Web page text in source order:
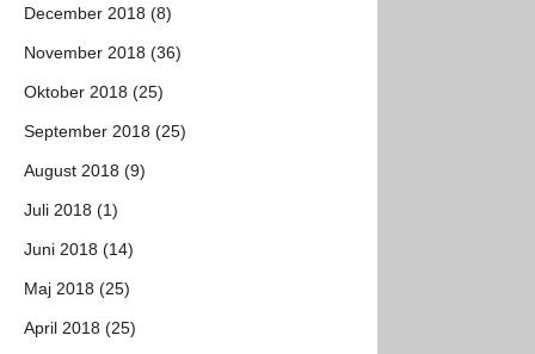
December 2018 (8)
November 2018 (36)
Oktober 2018 (25)
September 2018 (25)
August 2018 (9)
Juli 2018 (1)
Juni 2018 (14)
Maj 2018 (25)
April 2018 (25)